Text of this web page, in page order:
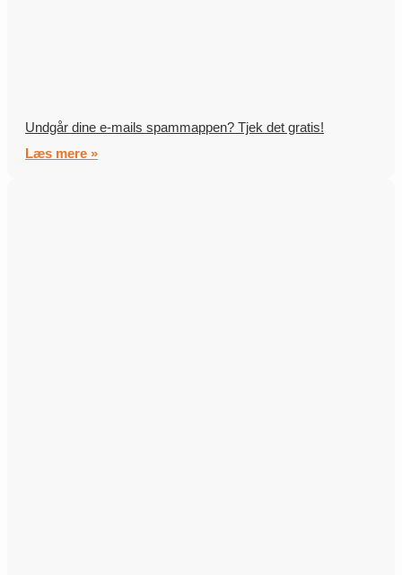
Undgår dine e-mails spammappen? Tjek det gratis!
Læs mere »